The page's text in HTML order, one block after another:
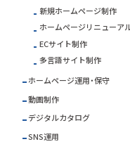
新規ホームページ制作
ホームページリニューア
ECサイト制作
多言語サイト制作
ホームページ運用・保守
動画制作
デジタルカタログ
SNS運用